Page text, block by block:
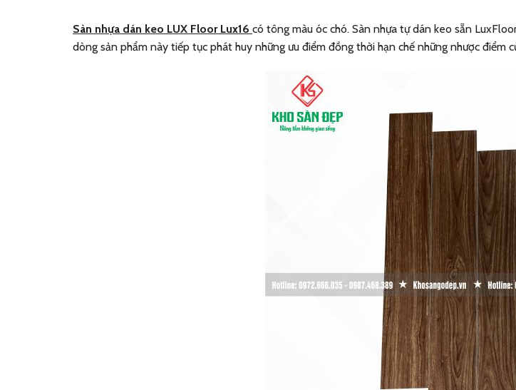
Sàn nhựa dán keo LUX Floor Lux16 có tông màu óc chó. Sàn nhựa tự dán keo sẵn
dòng sản phẩm này tiếp tục phát huy những ưu điểm đồng thời hạn chế những nhược điểm